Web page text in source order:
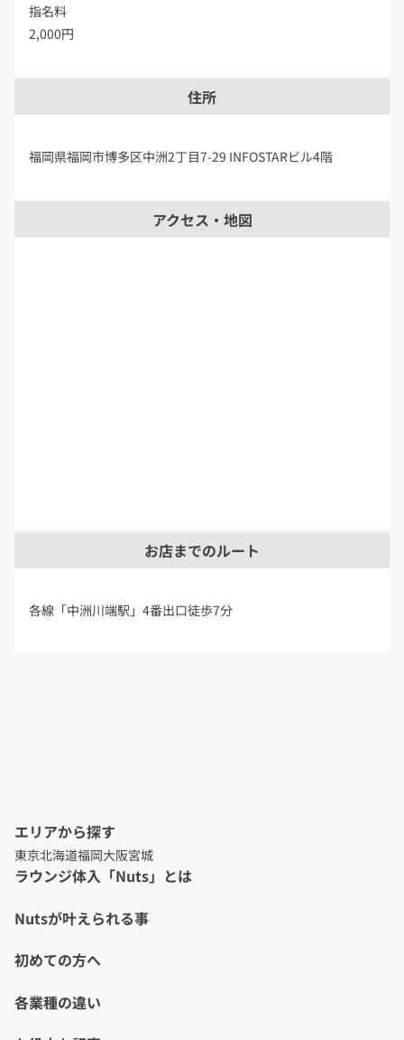
指名料
2,000円
住所
福岡県福岡市博多区中洲2丁目7-29 INFOSTARビル4階
アクセス・地図
お店までのルート
各線「中洲川端駅」4番出口徒歩7分
エリアから探す
東京北海道福岡大阪宮城
ラウンジ体入「Nuts」とは
Nutsが叶えられる事
初めての方へ
各業種の違い